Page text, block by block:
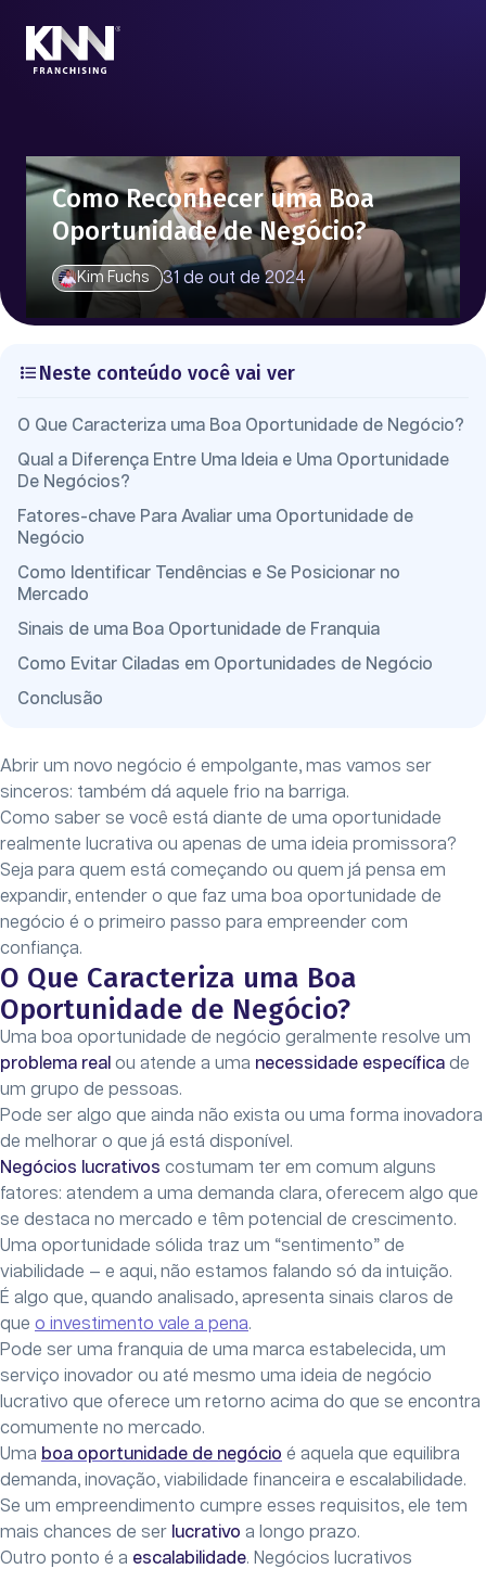
Como Reconhecer uma Boa
Oportunidade de Negócio?
Kim Fuchs 31 de out de 2024
Neste conteúdo você vai ver
O Que Caracteriza uma Boa Oportunidade de Negócio?
Qual a Diferença Entre Uma Ideia e Uma Oportunidade
De Negócios?
Fatores-chave Para Avaliar uma Oportunidade de
Negócio
Como Identificar Tendências e Se Posicionar no
Mercado
Sinais de uma Boa Oportunidade de Franquia
Como Evitar Ciladas em Oportunidades de Negócio
Conclusão
Abrir um novo negócio é empolgante, mas vamos ser
sinceros: também dá aquele frio na barriga.
Como saber se você está diante de uma oportunidade
realmente lucrativa ou apenas de uma ideia promissora?
Seja para quem está começando ou quem já pensa em
expandir, entender o que faz uma boa oportunidade de
negócio é o primeiro passo para empreender com
confiança.
O Que Caracteriza uma Boa
Oportunidade de Negócio?
Uma boa oportunidade de negócio geralmente resolve um
problema real ou atende a uma necessidade específica de
um grupo de pessoas.
Pode ser algo que ainda não exista ou uma forma inovadora
de melhorar o que já está disponível.
Negócios lucrativos costumam ter em comum alguns
fatores: atendem a uma demanda clara, oferecem algo que
se destaca no mercado e têm potencial de crescimento.
Uma oportunidade sólida traz um “sentimento” de
viabilidade — e aqui, não estamos falando só da intuição.
É algo que, quando analisado, apresenta sinais claros de
que o investimento vale a pena.
Pode ser uma franquia de uma marca estabelecida, um
serviço inovador ou até mesmo uma ideia de negócio
lucrativo que oferece um retorno acima do que se encontra
comumente no mercado.
Uma boa oportunidade de negócio é aquela que equilibra
demanda, inovação, viabilidade financeira e escalabilidade.
Se um empreendimento cumpre esses requisitos, ele tem
mais chances de ser lucrativo a longo prazo.
Outro ponto é a escalabilidade. Negócios lucrativos